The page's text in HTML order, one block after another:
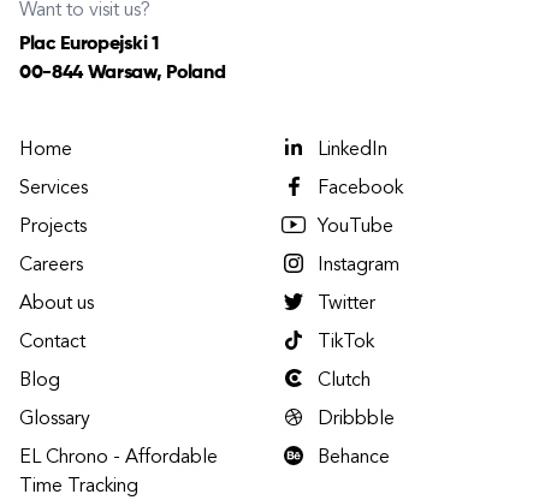
Want to visit us?
Plac Europejski 1
00-844 Warsaw, Poland
Home
Services
Projects
Careers
About us
Contact
Blog
Glossary
EL Chrono - Affordable
Time Tracking
LinkedIn
Facebook
YouTube
Instagram
Twitter
TikTok
Clutch
Dribbble
Behance